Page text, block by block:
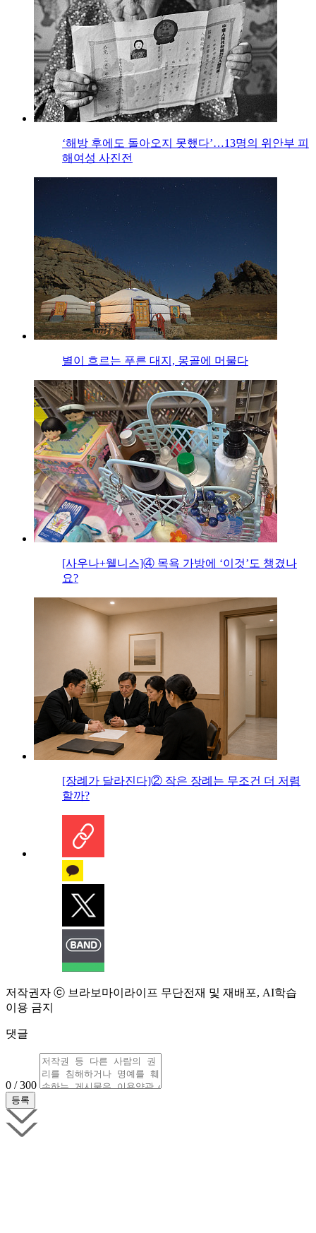
‘해방 후에도 돌아오지 못했다’…13명의 위안부 피
해여성 사진전
별이 흐르는 푸른 대지, 몽골에 머물다
[사우나+웰니스]④ 목욕 가방에 ‘이것’도 챙겼나
요?
[장례가 달라진다]② 작은 장례는 무조건 더 저렴
할까?
저작권자 ⓒ 브라보마이라이프 무단전재 및 재배포, AI학습
이용 금지
댓글
0 / 300